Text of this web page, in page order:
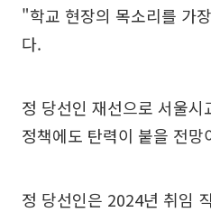
"학교 현장의 목소리를 가
다.
정 당선인 재선으로 서울
정책에도 탄력이 붙을 전망
정 당선인은 2024년 취임